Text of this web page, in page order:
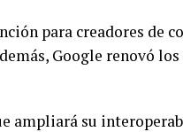
para creadores de
Google renovó
ampliará su